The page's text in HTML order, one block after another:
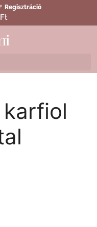
Regisztráció